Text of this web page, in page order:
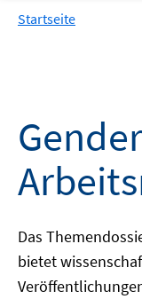
Startseite
Das
bietet